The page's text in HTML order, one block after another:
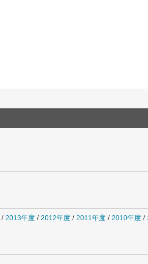
/ 2013年度 / 2012年度 / 2011年度 / 2010年度 /